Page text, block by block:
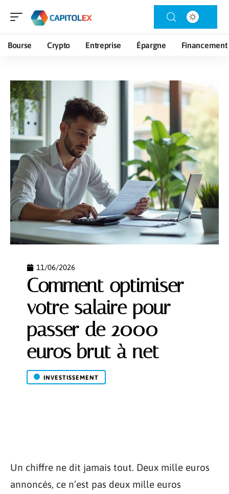
Bourse Crypto Entreprise Épargne Financement
11/06/2026
Comment optimiser
votre salaire pour
passer de 2000
euros brut à net
INVESTISSEMENT
Un chiffre ne dit jamais tout. Deux mille euros
annoncés, ce n’est pas deux mille euros